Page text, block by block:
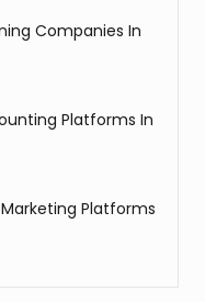
Companies In
Platforms In
Platforms